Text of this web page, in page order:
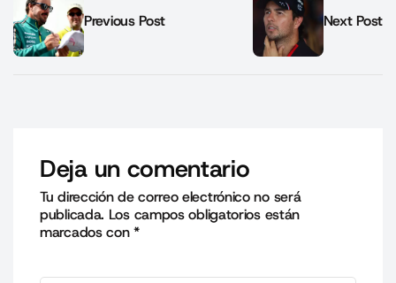
Previous Post Next Post
Deja un comentario
Tu dirección de correo electrónico no será
publicada. Los campos obligatorios están
marcados con*